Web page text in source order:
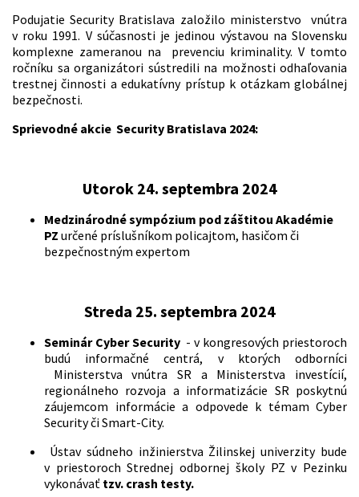
Podujatie Security Bratislava založilo ministerstvo vnútra
v roku 1991. V súčasnosti je jedinou výstavou na Slovensku
komplexne zameranou na prevenciu kriminality. V tomto
ročníku sa organizátori sústredili na možnosti odhaľovania
trestnej činnosti a edukatívny prístup k otázkam globálnej
bezpečnosti.
Sprievodné akcie Security Bratislava 2024:
Utorok 24. septembra 2024
Medzinárodné sympózium pod záštitou Akadémie
PZ určené príslušníkom policajtom, hasičom či
bezpečnostným expertom
Streda 25. septembra 2024
Seminár Cyber Security- v kongresových priestoroch
budú informačné centrá, v ktorých odborníci
Ministerstva vnútra SR a Ministerstva investícií,
regionálneho rozvoja a informatizácie SR poskytnú
záujemcom informácie a odpovede k témam Cyber
Security či Smart-City.
Ústav súdneho inžinierstva Žilinskej univerzity bude
v priestoroch Strednej odbornej školy PZ v Pezinku
vykonávať tzv. crash testy.